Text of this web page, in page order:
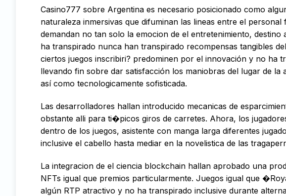
Casino777 sobre Argentina es necesario posicionado como
naturaleza inmersivas que difuminan las lineas entre el
demandan no tan solo la emocion de el entretenimiento, destino
ha transpirado nunca han transpirado recompensas tangibles
ciertos juegos inscribiri? predominen por el innovación y no ha
llevando fin sobre dar satisfacción los maniobras del lugar de la
así­ como tecnologicamente sofisticada.
Las desarrolladores hallan introducido mecanicas de
obstante alli para ti�picos giros de carretes. Ahora, los
dentro de los juegos, asistente con manga larga diferentes
inclusive el cabello hasta mediar en la novelistica de las
La integracion de el ciencia blockchain hallan aprobado una
NFTs igual que premios particularmente. Juegos igual que
algún RTP atractivo y no ha transpirado inclusive durante